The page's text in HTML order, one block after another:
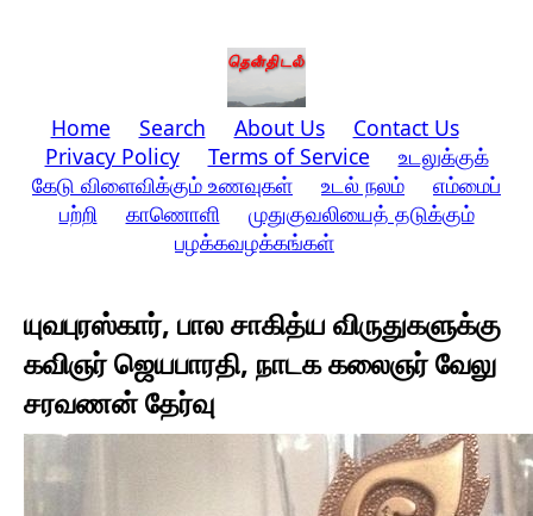
Home Search About Us
Contact Us
Privacy Policy
Terms of Service
உடலுக்குக்
கேடு விளைவிக்கும் உணவுகள்
உடல் நலம்
எம்மைப்
பற்றி
காணொளி
முதுகுவலியைத் தடுக்கும்
பழக்கவழக்கங்கள்
யுவபுரஸ்கார், பால சாகித்ய விருதுகளுக்கு
கவிஞர் ஜெயபாரதி, நாடக கலைஞர் வேலு
சரவணன் தேர்வு